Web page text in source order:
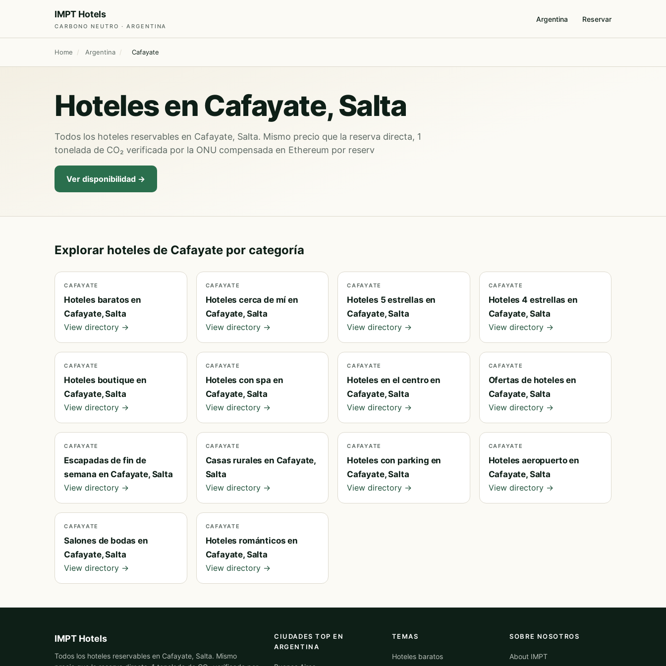
IMPT Hotels
CARBONO NEUTRO · ARGENTINA
Argentina Reservar
Home / Argentina / Cafayate
Hoteles en Cafayate, Salta
Todos los hoteles reservables en Cafayate, Salta. Mismo precio que la reserva directa, 1
tonelada de CO₂ verificada por la ONU compensada en Ethereum por reserv
Ver disponibilidad →
Explorar hoteles de Cafayate por categoría
CAFAYATE
Hoteles baratos en
Cafayate, Salta
View directory →
CAFAYATE
Hoteles cerca de mí en
Cafayate, Salta
View directory →
CAFAYATE
Hoteles 5 estrellas en
Cafayate, Salta
View directory →
CAFAYATE
Hoteles 4 estrellas en
Cafayate, Salta
View directory →
CAFAYATE
Hoteles boutique en
Cafayate, Salta
View directory →
CAFAYATE
Hoteles con spa en
Cafayate, Salta
View directory →
CAFAYATE
Hoteles en el centro en
Cafayate, Salta
View directory →
CAFAYATE
Ofertas de hoteles en
Cafayate, Salta
View directory →
CAFAYATE
Escapadas de fin de
semana en Cafayate, Salta
View directory →
CAFAYATE
Casas rurales en Cafayate,
Salta
View directory →
CAFAYATE
Hoteles con parking en
Cafayate, Salta
View directory →
CAFAYATE
Hoteles aeropuerto en
Cafayate, Salta
View directory →
CAFAYATE
Salones de bodas en
Cafayate, Salta
View directory →
CAFAYATE
Hoteles románticos en
Cafayate, Salta
View directory →
IMPT Hotels
Todos los hoteles reservables en Cafayate, Salta. Mismo
CIUDADES TOP EN
ARGENTINA
TEMAS
Hoteles baratos
SOBRE NOSOTROS
About IMPT